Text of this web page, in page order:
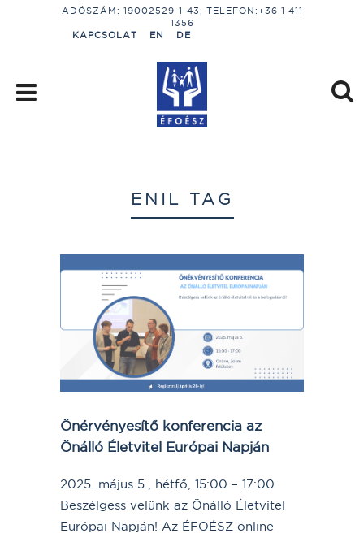
ADÓSZÁM: 19002529-1-43; TELEFON:+36 1 411
1356
KAPCSOLAT
EN DE
ENIL TAG
Önérvényesítő konferencia az
Önálló Életvitel Európai Napján
2025. május 5., hétfő, 15:00 – 17:00
Beszélgess velünk az Önálló Életvitel
Európai Napján! Az ÉFOÉSZ online